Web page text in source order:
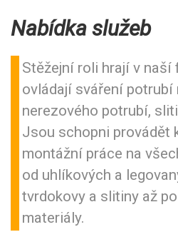
Nabídka služeb
Stěžejní roli hrají v naší
ovládají sváření
nerezového potrubí,
Jsou schopni provádět
montážní práce na
od uhlíkových a
tvrdokovy a slitiny až
materiály.